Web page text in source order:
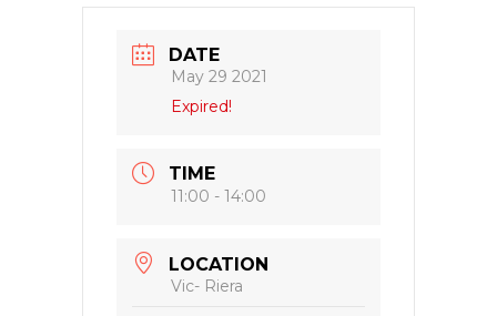
DATE
May 29 2021
Expired!
TIME
11:00 - 14:00
LOCATION
Vic- Riera